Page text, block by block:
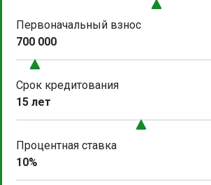
Первоначальный взнос
700 000
Срок кредитования
15 лет
Процентная ставка
10%